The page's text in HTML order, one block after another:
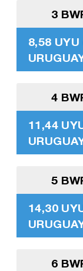
3
8,58 UYU
4
11,44
5
14,30
6